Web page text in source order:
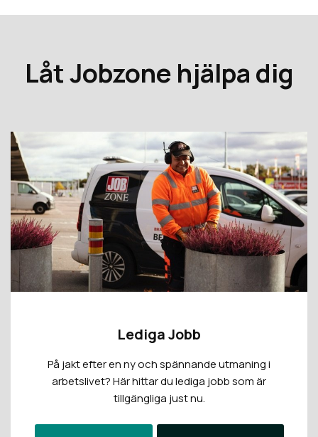
Låt Jobzone hjälpa dig
Lediga Jobb
På jakt efter en ny och spännande utmaning i
arbetslivet? Här hittar du lediga jobb som är
tillgängliga just nu.